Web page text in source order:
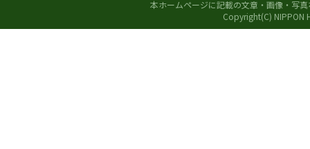
本ホームページに記載の文章・画像・写
Copyright(C) NIPPON